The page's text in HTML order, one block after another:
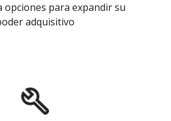
opciones para expandir su
adquisitivo